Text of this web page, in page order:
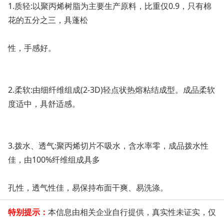
1.质轻:以聚丙烯树脂为主要生产原料，比重仅0.9，只有棉
花的五分之三，具蓬松
性，手感好。
2.柔软:由细纤维组成(2-3D)轻点状热熔粘结成型。成品柔软
度适中，具舒适感。
3.拨水、透气:聚丙烯切片不吸水，含水率零，成品拨水性
佳，由100%纤维组成具多
孔性，透气性佳，易保持布面干爽、易洗涤。
特别提示： 本信息由相关企业自行提供，真实性未证实，仅